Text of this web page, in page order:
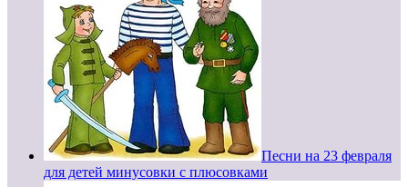
Песни на 23 февраля
для детей минусовки с плюсовками